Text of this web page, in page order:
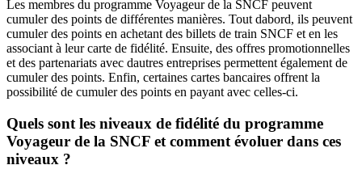
Les membres du programme Voyageur de la SNCF peuvent
cumuler des points de différentes manières. Tout dabord, ils peuvent
cumuler des points en achetant des billets de train SNCF et en les
associant à leur carte de fidélité. Ensuite, des offres promotionnelles
et des partenariats avec dautres entreprises permettent également de
cumuler des points. Enfin, certaines cartes bancaires offrent la
possibilité de cumuler des points en payant avec celles-ci.
Quels sont les niveaux de fidélité du programme
Voyageur de la SNCF et comment évoluer dans ces
niveaux ?